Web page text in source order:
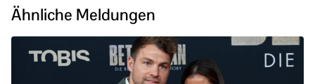
Ähnliche Meldungen